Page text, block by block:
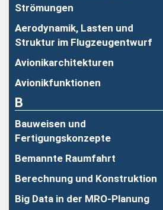
Strömungen
Aerodynamik, Lasten und
Struktur im Flugzeugentwurf
Avionikarchitekturen
Avionikfunktionen
B
Bauweisen und
Fertigungskonzepte
Bemannte Raumfahrt
Berechnung und Konstruktion
Big Data in der MRO-Planung